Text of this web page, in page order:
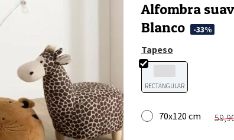
Alfombra
Blanco
-33%
Tapeso
RECTANGULAR
70x120 cm El
El